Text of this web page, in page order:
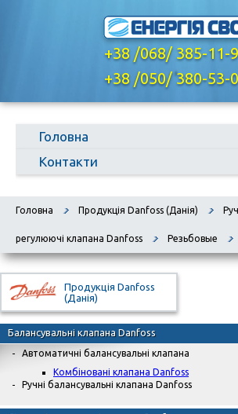
+38 /068/ 385-11-
,
+38 /050/ 380-53-
Головна
Контакти
Головна Продукція Danfoss (Данія)
регулюючі клапана Danfoss Резьбовые
Продукція Danfoss
(Данія)
Балансувальні клапана Danfoss
Автоматичні балансувальні клапана
Комбіновані клапана Danfoss
Ручні балансувальні клапана Danfoss